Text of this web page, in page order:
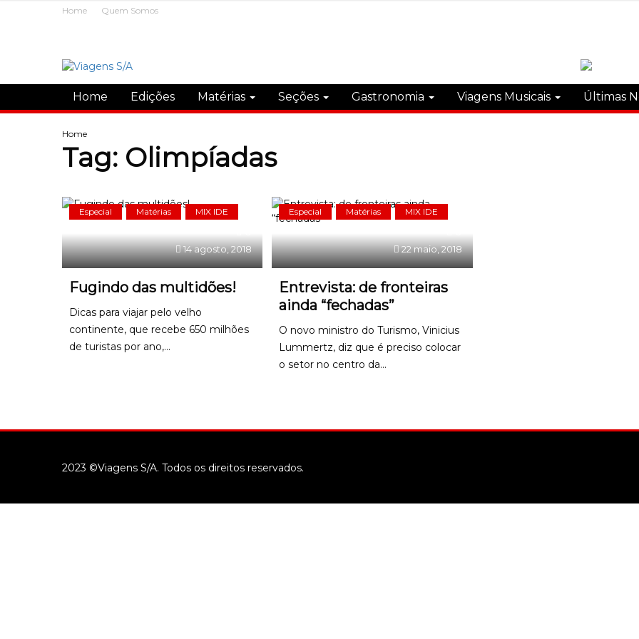
Home Quem Somos
Home Edições Matérias Seções Gastronomia Viagens Musicais Últimas
Home
Tag: Olimpíadas
Especial Matérias MIX IDE
14 agosto, 2018
Fugindo das multidões!
Dicas para viajar pelo velho
continente, que recebe 650 milhões
de turistas por ano,...
Especial Matérias MIX IDE
22 maio, 2018
Entrevista: de fronteiras
ainda “fechadas”
O novo ministro do Turismo, Vinicius
Lummertz, diz que é preciso colocar
o setor no centro da...
2023 ©Viagens S/A. Todos os direitos reservados.